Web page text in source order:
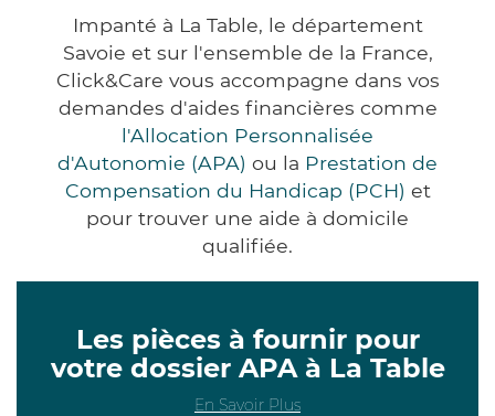
Impanté à La Table, le département
Savoie et sur l'ensemble de la France,
Click&Care vous accompagne dans vos
demandes d'aides financières comme
l'Allocation Personnalisée
d'Autonomie (APA) ou la Prestation de
Compensation du Handicap (PCH) et
pour trouver une aide à domicile
qualifiée.
Les pièces à fournir pour
votre dossier APA à La Table
En Savoir Plus